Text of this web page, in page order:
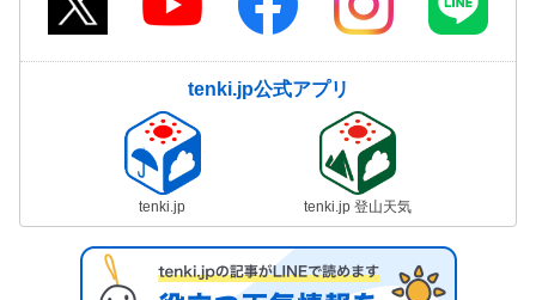
tenki.jp公式アプリ
tenki.jp tenki.jp 登山天気